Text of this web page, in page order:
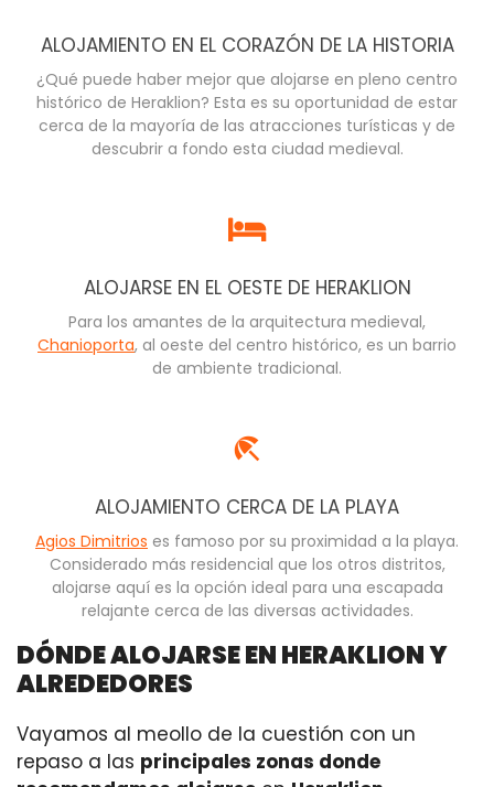
ALOJAMIENTO EN EL CORAZÓN DE LA HISTORIA
¿Qué puede haber mejor que alojarse en pleno centro
histórico de Heraklion? Esta es su oportunidad de estar
cerca de la mayoría de las atracciones turísticas y de
descubrir a fondo esta ciudad medieval.
ALOJARSE EN EL OESTE DE HERAKLION
Para los amantes de la arquitectura medieval,
Chanioporta, al oeste del centro histórico, es un barrio
de ambiente tradicional.
ALOJAMIENTO CERCA DE LA PLAYA
Agios Dimitrios es famoso por su proximidad a la playa.
Considerado más residencial que los otros distritos,
alojarse aquí es la opción ideal para una escapada
relajante cerca de las diversas actividades.
DÓNDE ALOJARSE EN HERAKLION Y
ALREDEDORES
Vayamos al meollo de la cuestión con un
repaso a las principales zonas donde